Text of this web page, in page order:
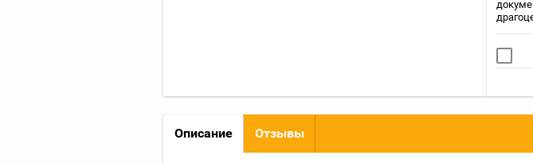
Описание Отзывы